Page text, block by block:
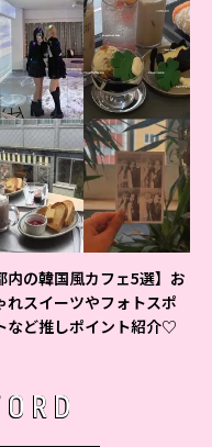
内の韓国風カフェ5選】お
れスイーツやフォトスポ
など推しポイント紹介♡